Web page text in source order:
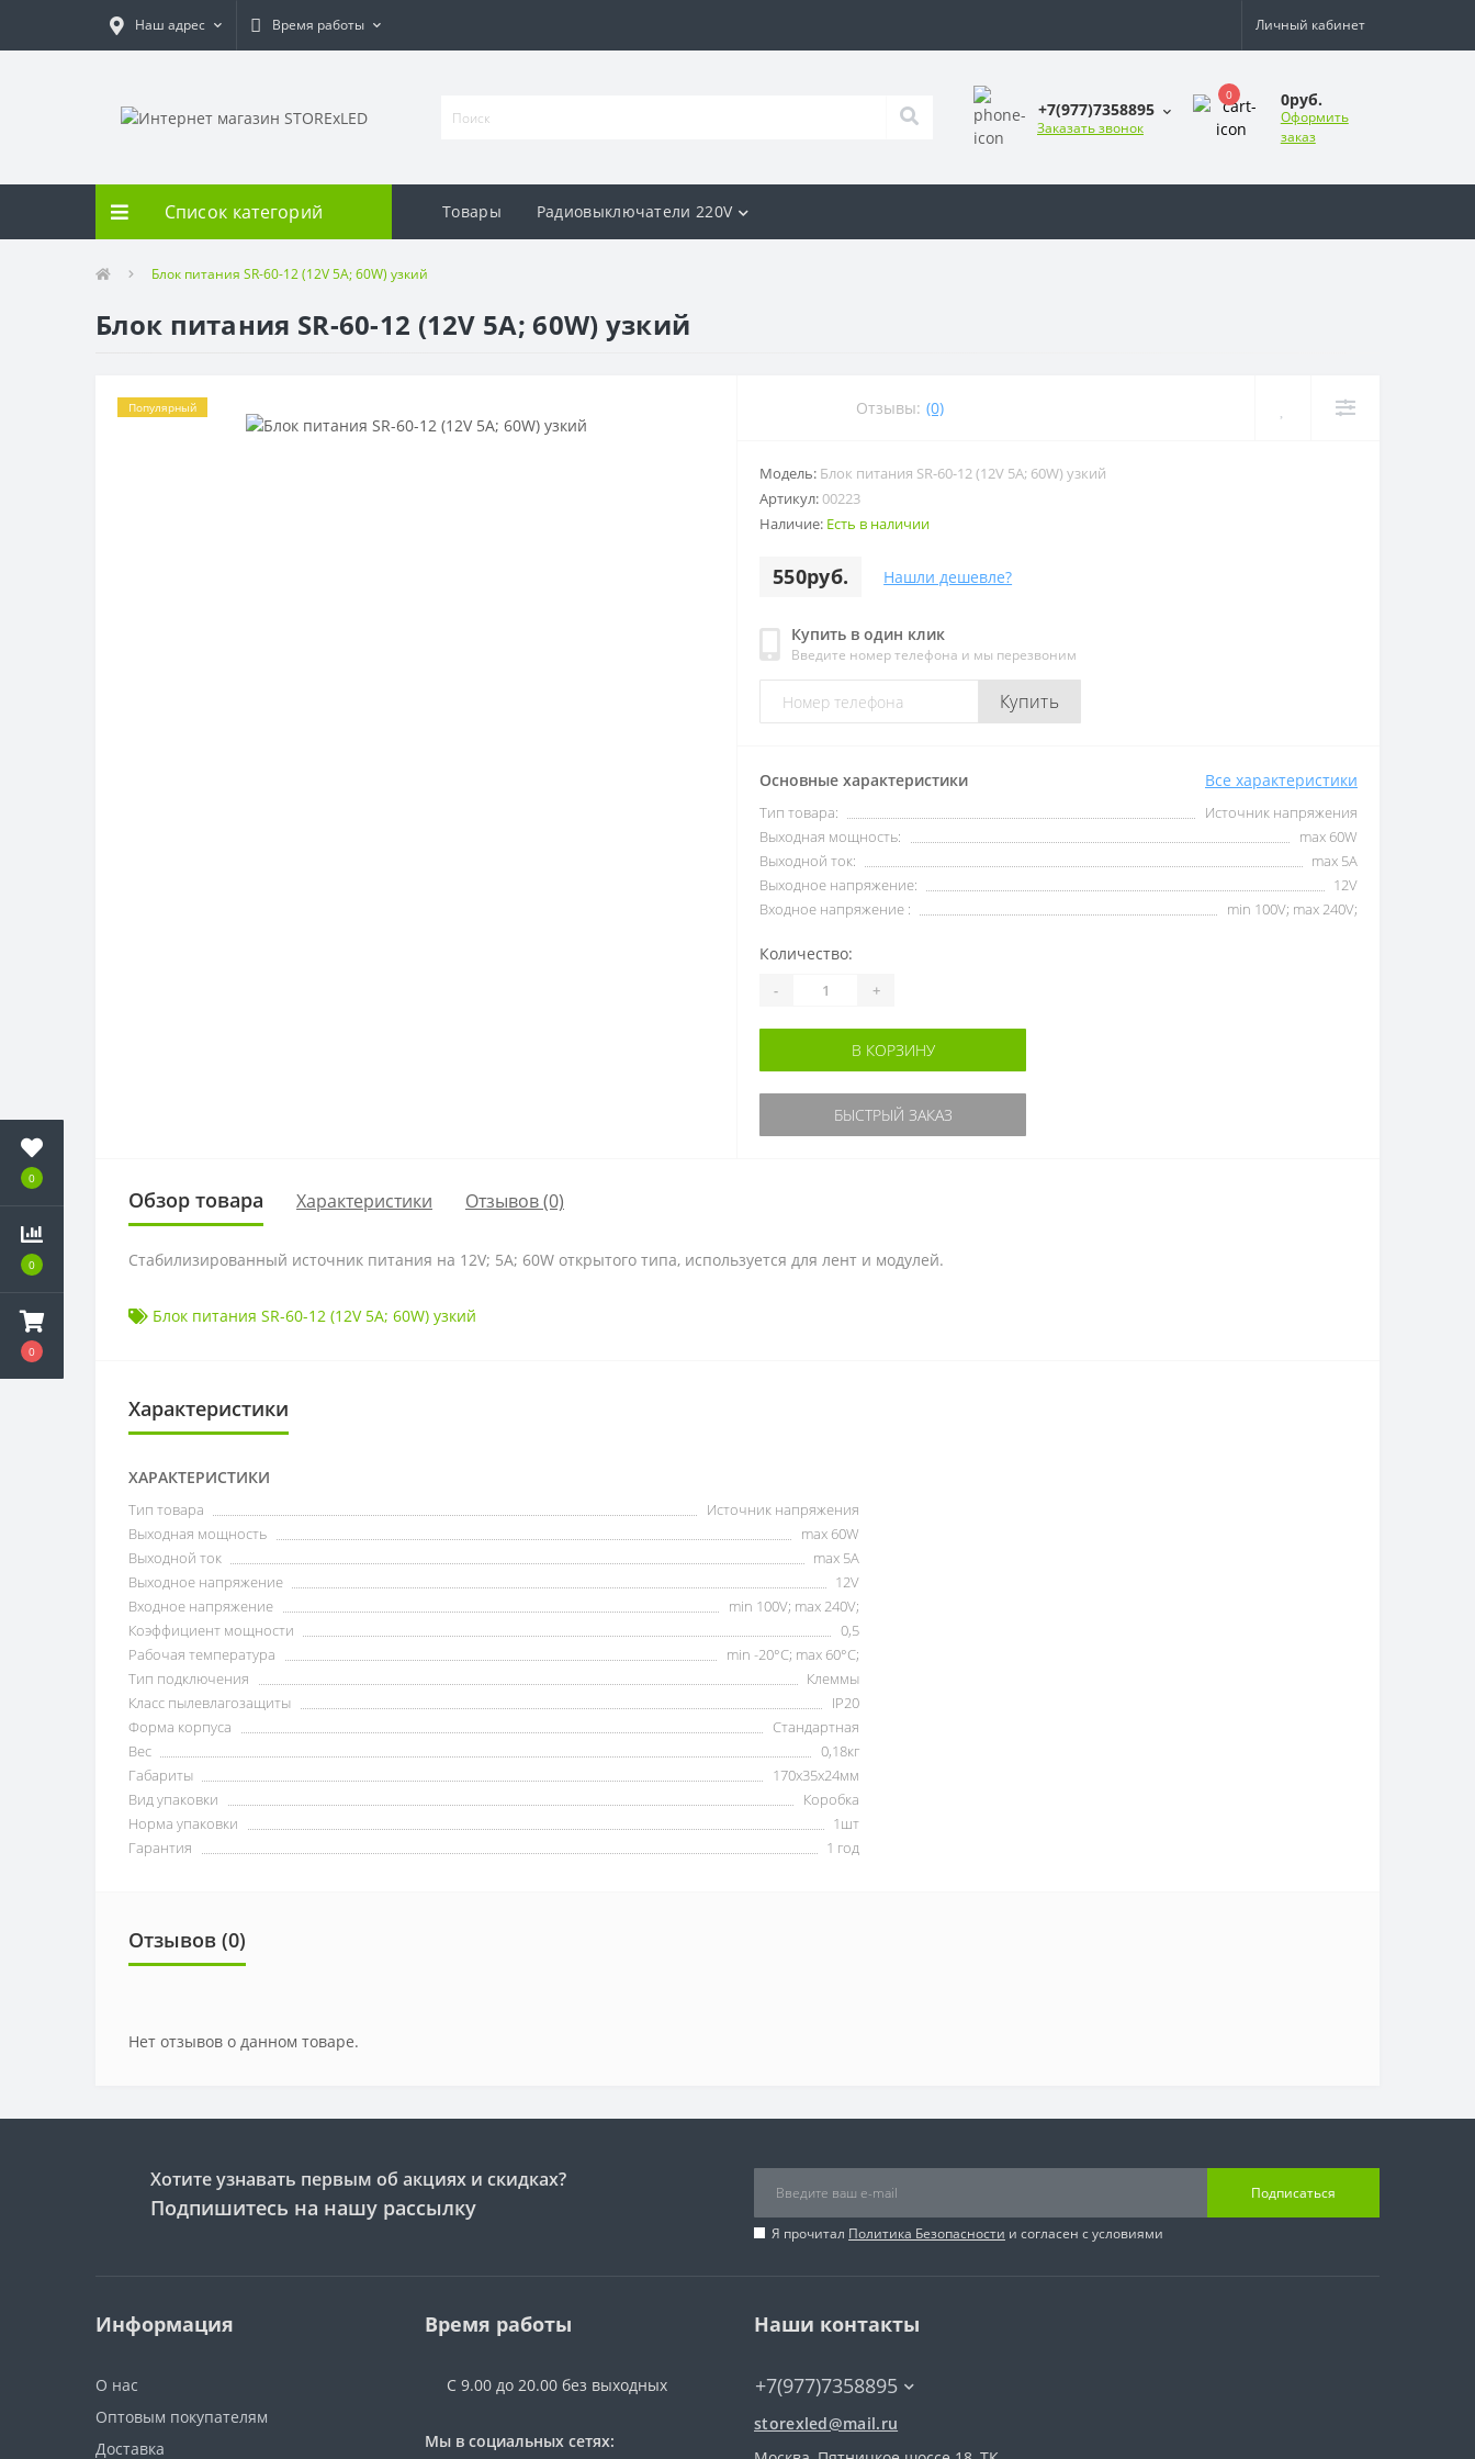
0
0
0
Наш адрес Время работы Личный кабинет
+7(977)7358895
Заказать звонок
0 0руб.
Оформить
заказ
Список категорий Товары Радиовыключатели 220V
Блок питания SR-60-12 (12V 5A; 60W) узкий
Блок питания SR-60-12 (12V 5A; 60W) узкий
Популярный Отзывы: (0)
Модель: Блок питания SR-60-12 (12V 5A; 60W) узкий
Артикул:00223
Наличие: Есть в наличии
550руб. Нашли дешевле?
Купить в один клик
Введите номер телефона и мы перезвоним
Купить
Основные характеристики Все характеристики
Тип товара:
Источник напряжения
Выходная мощность:
max 60W
Выходной ток:
max 5А
Выходное напряжение:
12V
Входное напряжение :
min 100V; max 240V;
Количество:
- +
В КОРЗИНУ
БЫСТРЫЙ ЗАКАЗ
Обзор товара Характеристики Отзывов (0)
Стабилизированный источник питания на 12V; 5A; 60W открытого типа, используется для лент и модулей.
Блок питания SR-60-12 (12V 5A; 60W) узкий
Характеристики
ХАРАКТЕРИСТИКИ
Тип товара
Источник напряжения
Выходная мощность
max 60W
Выходной ток
max 5А
Выходное напряжение
12V
Входное напряжение
min 100V; max 240V;
Коэффициент мощности
0,5
Рабочая температура
min -20°C; max 60°C;
Тип подключения
Клеммы
Класс пылевлагозащиты
IP20
Форма корпуса
Стандартная
Вес
0,18кг
Габариты
170х35х24мм
Вид упаковки
Коробка
Норма упаковки
1шт
Гарантия
1 год
Отзывов (0)
Нет отзывов о данном товаре.
Хотите узнавать первым об акциях и скидках?
Подпишитесь на нашу рассылку
Подписаться
Я прочитал Политика Безопасности и согласен с условиями
Информация
О нас
Оптовым покупателям
Доставка
Время работы
С 9.00 до 20.00 без выходных
Мы в социальных сетях:
Наши контакты
+7(977)7358895
storexled@mail.ru